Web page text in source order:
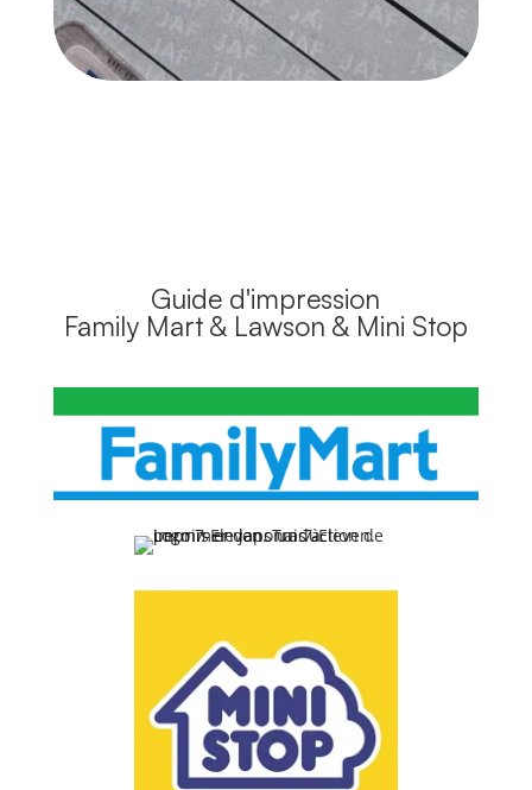
Guide d'impression
Family Mart & Lawson & Mini Stop